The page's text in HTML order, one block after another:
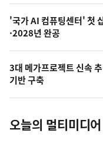
오
의
사
진
'국가 AI 컴퓨팅센터' 첫
·2028년 완공
3대 메가프로젝트 신속
기반 구축
오늘의 멀티미디어